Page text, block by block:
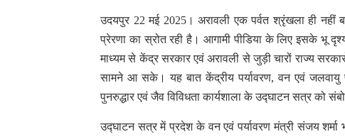
उदयपुर 22 मई 2025। अरावली एक पर्वत श्रृंखला ही नहीं
प्रेरणा का स्रोत रही है। आगामी पीडिया के लिए इसके भू
माध्यम से केंद्र सरकार एवं अरावली से जुड़ी चारों राज्य
सामने आ सके। यह बात केंद्रीय पर्यावरण, वन एवं जलवायु
पुनरुद्धार एवं जैव विविधता कार्यशाला के उद्घाटन सत्र को
उद्घाटन सत्र में प्रदेश के वन एवं पर्यावरण मंत्री संजय शर्मा